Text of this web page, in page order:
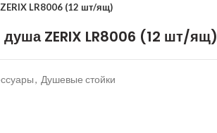
LR8006 (12 шт/ящ)
ZERIX LR8006 (12 шт/ящ)
, Душевые стойки